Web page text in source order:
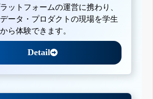
ットフォームの運営に携わり、
ータ・プロダクトの現場を学生
ら体験できます。
Detail